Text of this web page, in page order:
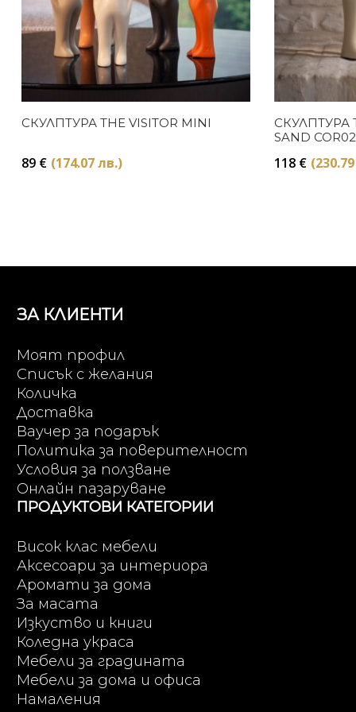
СКУЛПТУРА THE VISITOR MINI
89 € (174.07 лв.)
СКУЛПТУРА
SAND
118 €
ЗА КЛИЕНТИ
Моят профил
Списък с желания
Количка
Доставка
Ваучер за подарък
Политика за поверителност
Условия за ползване
Онлайн пазаруване
ПРОДУКТОВИ КАТЕГОРИИ
Висок клас мебели
Аксесоари за интериора
Аромати за дома
За масата
Изкуство и книги
Коледна украса
Мебели за градината
Мебели за дома и офиса
Намаления